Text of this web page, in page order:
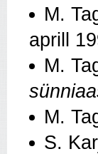
M.
aprill
M.
M.
S.